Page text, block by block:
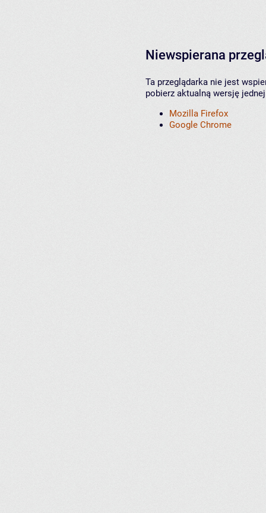
Niewspierana
Ta przeglądarka nie jest
pobierz aktualną wersję
Mozilla Firefox
Google Chrome